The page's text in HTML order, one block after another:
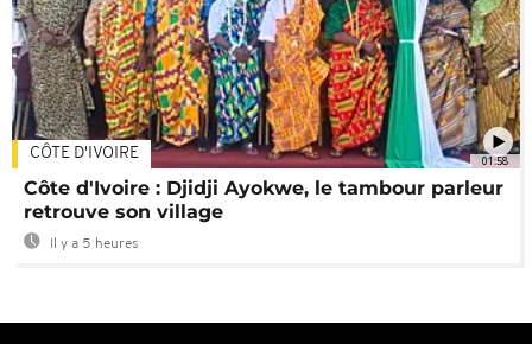
01:58
CÔTE D'IVOIRE
Côte d'Ivoire : Djidji Ayokwe, le tambour parleur
retrouve son village
Il y a 5 heures